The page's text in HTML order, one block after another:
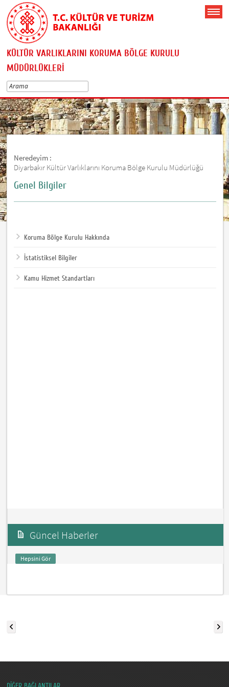
KÜLTÜR VARLIKLARINI KORUMA BÖLGE KURULU
MÜDÜRLÜKLERİ
Neredeyim :
Diyarbakır Kültür Varlıklarını Koruma Bölge Kurulu Müdürlüğü
Genel Bilgiler
Koruma Bölge Kurulu Hakkında
İstatistiksel Bilgiler
Kamu Hizmet Standartları
Güncel Haberler
Hepsini Gör